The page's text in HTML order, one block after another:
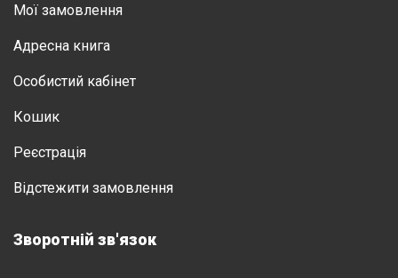
Мої замовлення
Адресна книга
Особистий кабінет
Кошик
Реєстрація
Відстежити замовлення
Зворотній зв'язок